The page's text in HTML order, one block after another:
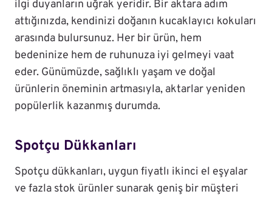
ilgi duyanların uğrak yeridir. Bir aktara adım
attığınızda, kendinizi doğanın kucaklayıcı kokuları
arasında bulursunuz. Her bir ürün, hem
bedeninize hem de ruhunuza iyi gelmeyi vaat
eder. Günümüzde, sağlıklı yaşam ve doğal
ürünlerin öneminin artmasıyla, aktarlar yeniden
popülerlik kazanmış durumda.
Spotçu Dükkanları
Spotçu dükkanları, uygun fiyatlı ikinci el eşyalar
ve fazla stok ürünler sunarak geniş bir müşteri